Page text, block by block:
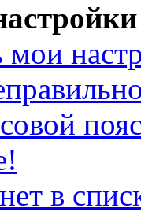
мои
в